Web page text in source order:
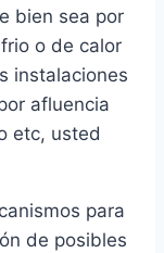
bien sea por
o de calor
instalaciones
afluencia
etc, usted
para
de posibles